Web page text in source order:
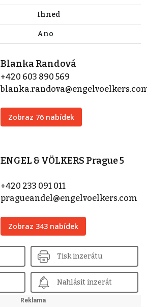
Ihned
Ano
Blanka Randová
+420 603 890 569
Zobraz 76 nabídek
ENGEL & VÖLKERS Prague 5
+420 233 091 011
pragueandel@engelvoelkers.com
Zobraz 343 nabídek
Tisk inzerátu
Nahlásit inzerát